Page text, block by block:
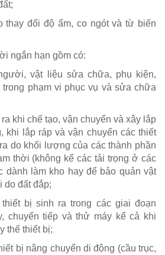
thay đổi độ ẩm, co ngót và từ biến
ngắn hạn gồm có:
vật liệu sửa chữa, phụ kiện,
phạm vi phục vụ và sửa chữa
khi chế tạo, vận chuyển và xây lắp
khi lắp ráp và vận chuyển các thiết
do khối lượng của các thành phần
thời (không kể các tải trọng ở các
làm kho hay để bảo quản vật
do đất đắp;
bị sinh ra trong các giai đoạn
chuyển tiếp và thử máy kể cả khi
thế thiết bị;
bị nâng chuyển di động (cầu trục,